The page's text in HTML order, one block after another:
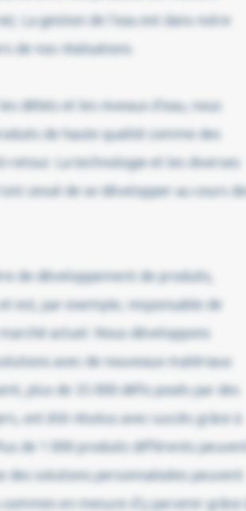
La gestion de l’eau est dans notre
de nos réalisations.
débits et les niveaux d’eau, nous
de haute qualité comme des
retour. La technologie et les diverses
cessé de se développer au cours
de développement de produits,
est, par exemple, responsable de
actuel. Nous développons
avec de nouveaux matériaux
plus de 35 000 défis posés par des
ont été résolus avec succès grâce à
de 1 000 produits différents
des solutions personnalisées peuvent
en mesure d’y parvenir grâce